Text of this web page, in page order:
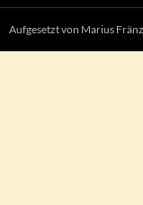
Aufgesetzt von Marius